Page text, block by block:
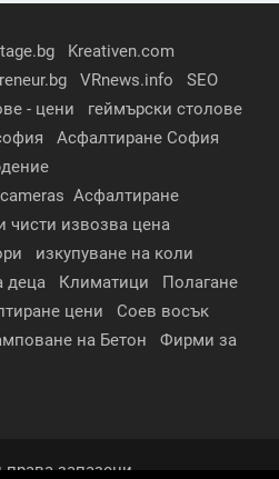
Kreativen.com
VRnews.info
SEO
- цени
геймърски столове
Асфалтиране София
Асфалтиране
чисти извозва цена
изкупуване на коли
деца
Климатици
Полагане
цени
Соев восък
на Бетон
Фирми за
запазени